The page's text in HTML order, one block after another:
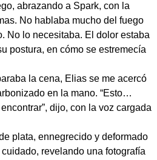
abrazando a Spark, con la
No hablaba mucho del fuego
No lo necesitaba. El dolor estaba
postura, en cómo se estremecía
la cena, Elias se me acercó
en la mano. “Esto…
dijo, con la voz cargada
plata, ennegrecido y deformado
revelando una fotografía